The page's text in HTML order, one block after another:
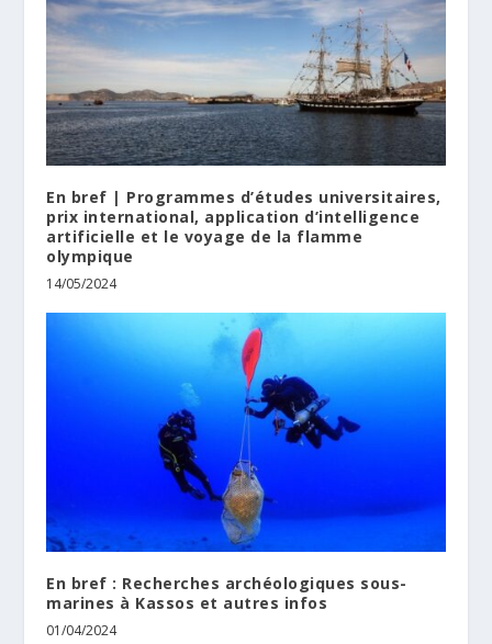
En bref | Programmes d’études universitaires,
prix international, application d’intelligence
artificielle et le voyage de la flamme
olympique
14/05/2024
En bref : Recherches archéologiques sous-
marines à Kassos et autres infos
01/04/2024